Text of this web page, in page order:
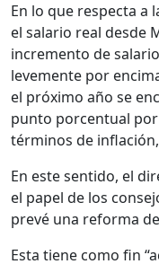
En lo que respecta a
el salario real desde
incremento de
levemente por
el próximo año se
punto porcentual por
términos de
En este sentido, el
el papel de los
prevé una reforma
Esta tiene como fin